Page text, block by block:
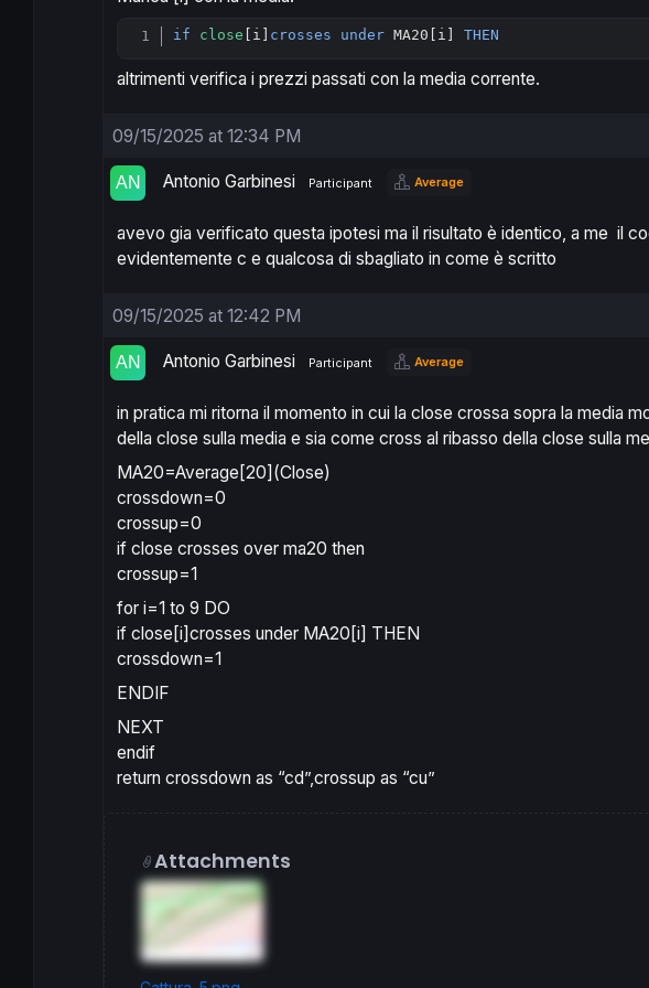
if close [i] crosses under MA20 i] THEN
altrimenti verifica i prezzi passati con la media corrente.
09/15/2025 at 12:34 PM
Antonio Garbinesi Participant Average
avevo gia verificato questa ipotesi ma il risultato è identico, a me il
evidentemente c e qualcosa di sbagliato in come è scritto
09/15/2025 at 12:42 PM
Antonio Garbinesi Participant Average
in pratica mi ritorna il momento in cui la close crossa sopra la media
della close sulla media e sia come cross al ribasso della close sulla
MA20=Average[20](Close)
crossdown=0
crossup=0
if close crosses over ma20 then
crossup=1
for i=1 to 9 DO
if close[i]crosses under MA20[i] THEN
crossdown=1
ENDIF
NEXT
endif
return crossdown as “cd”,crossup as “cu”
Attachments